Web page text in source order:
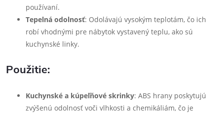
používaní.
Tepelná odolnosť: Odolávajú vysokým teplotám, čo ich
robí vhodnými pre nábytok vystavený teplu, ako sú
kuchynské linky.
Použitie:
Kuchynské a kúpeľňové skrinky: ABS hrany poskytujú
zvýšenú odolnosť voči vlhkosti a chemikáliám, čo je